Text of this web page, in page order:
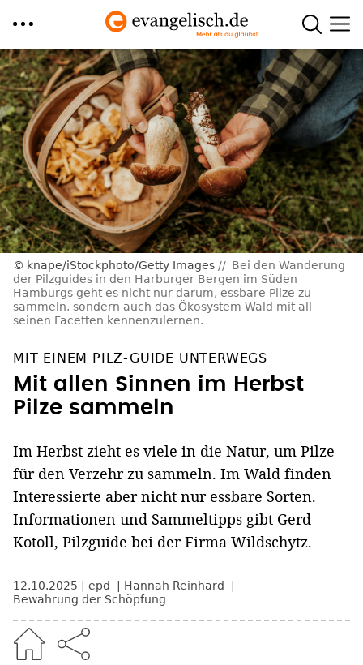
Direkt
zum
Inhalt
knape/iStockphoto/Getty Images
Bei den Wanderung
der Pilzguides in den Harburger Bergen im Süden
Hamburgs geht es nicht nur darum, essbare Pilze zu
sammeln, sondern auch das Ökosystem Wald mit all
seinen Facetten kennenzulernen.
MIT EINEM PILZ-GUIDE UNTERWEGS
Mit allen Sinnen im Herbst
Pilze sammeln
Im Herbst zieht es viele in die Natur, um Pilze
für den Verzehr zu sammeln. Im Wald finden
Interessierte aber nicht nur essbare Sorten.
Informationen und Sammeltipps gibt Gerd
Kotoll, Pilzguide bei der Firma Wildschytz.
12.10.2025 epd
Hannah Reinhard
Bewahrung der Schöpfung